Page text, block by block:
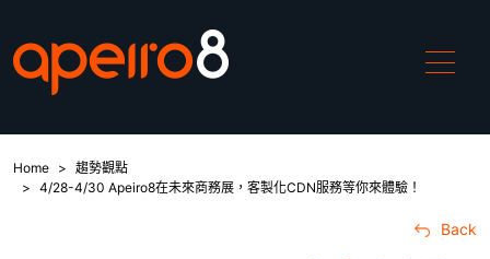
產品介紹
Home
趨勢觀點
4/28-4/30 Apeiro8在未來商務展，客製化CDN服務等你來體驗！
Back